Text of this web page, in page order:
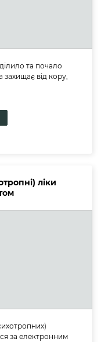
та почало
захищає від кору,
ліки
за електронним